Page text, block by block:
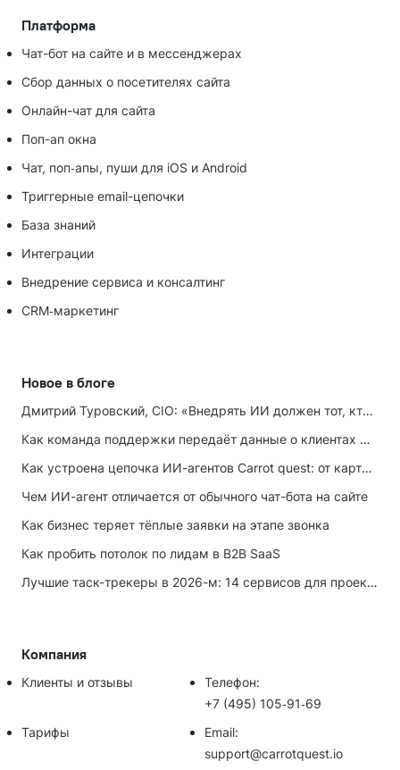
Платформа
Чат-бот на сайте и в мессенджерах
Сбор данных о посетителях сайта
Онлайн-чат для сайта
Поп-ап окна
Чат, поп‑апы, пуши для iOS и Android
Триггерные email-цепочки
База знаний
Интеграции
Внедрение сервиса и консалтинг
CRM‑маркетинг
Новое в блоге
Дмитрий Туровский, CIO: «Внедрять ИИ должен тот, кто ИИ не любит»
Как команда поддержки передаёт данные о клиентах маркетингу
Как устроена цепочка ИИ-агентов Carrot quest: от карточки лида до записи на встречу
Чем ИИ-агент отличается от обычного чат-бота на сайте
Как бизнес теряет тёплые заявки на этапе звонка
Как пробить потолок по лидам в B2B SaaS
Лучшие таск-трекеры в 2026-м: 14 сервисов для проектов и личных задач
Компания
Клиенты и отзывы
Телефон:
+7 (495) 105‑91‑69
Тарифы
Email:
support@carrotquest.io